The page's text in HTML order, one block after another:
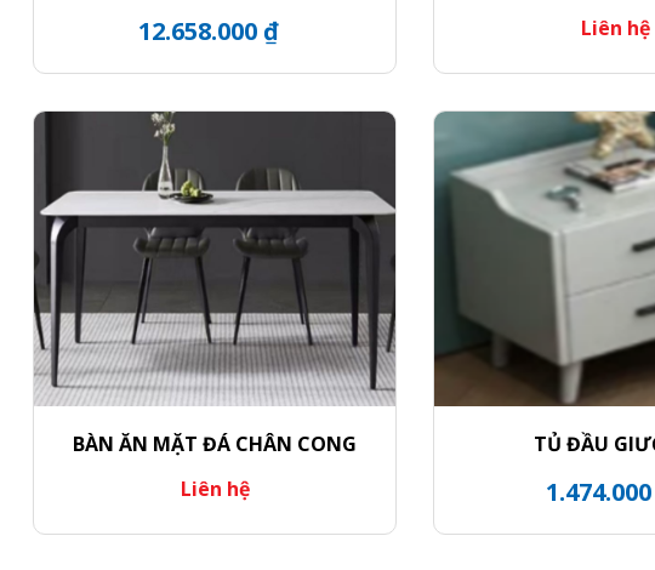
12.658.000 ₫
Liên hệ
BÀN ĂN MẶT ĐÁ CHÂN CONG
Liên hệ
TỦ ĐẦU